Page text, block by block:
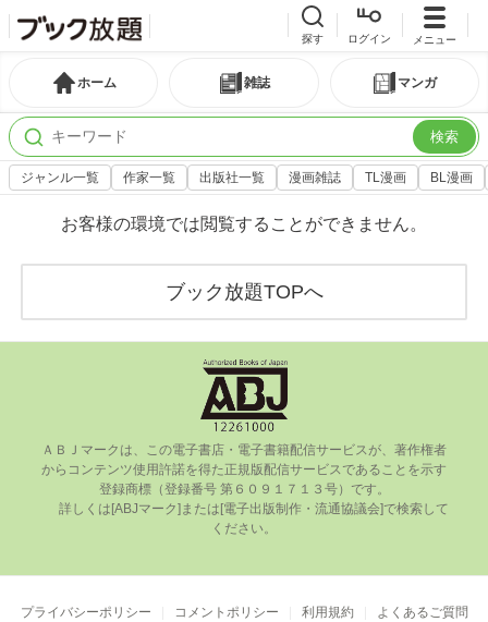
探す ログイン メニュー
ホーム 雑誌 マンガ
検索
ジャンル一覧 作家一覧 出版社一覧 漫画雑誌 TL漫画 BL漫画
お客様の環境では閲覧することができません。
ブック放題TOPへ
ＡＢＪマークは、この電⼦書店・電⼦書籍配信サービスが、著作権者
からコンテンツ使⽤許諾を得た正規版配信サービスであることを⽰す
登録商標（登録番号 第６０９１７１３号）です。
ください。
プライバシーポリシー コメントポリシー 利用規約
よくあるご質問